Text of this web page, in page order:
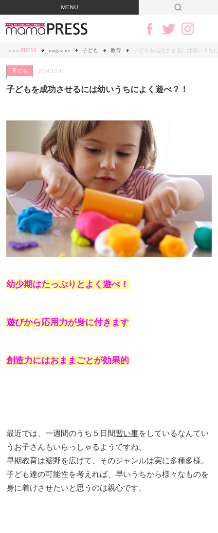
mamaPRESS magazine 子ども 教育 子どもを成功させるには幼いうち
子ども 2014.10.07
子どもを成功させるには幼いうちによく遊べ？！
幼少期はたっぷりとよく遊べ！
遊びから応用力が身に付きます
創造力にはおままごとが効果的
最近では、一週間のうち５日間習い事をしているなんてい
うお子さんもいらっしゃるようですね。
早期教育は裾野を広げて、そのジャンルは実に多種多様。
子ども達の可能性を考えれば、早いうちから様々なものを
身に着けさせたいと思うのは親心です。